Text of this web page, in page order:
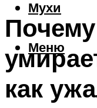
Мухи
Меню
как